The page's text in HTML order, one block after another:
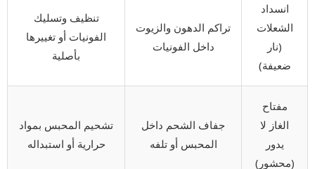
انسداد
الشعلات
(نار
ضعيفة)
تراكم الدهون والزيوت
داخل الفونيات
تنظيف وتسليك
الفونيات أو تغييرها
بأصلية
مفتاح
الغاز لا
يدور
(محشور)
جفاف الشحم داخل
المحبس أو تلفه
تشحيم المحبس بمواد
حرارية أو استبداله